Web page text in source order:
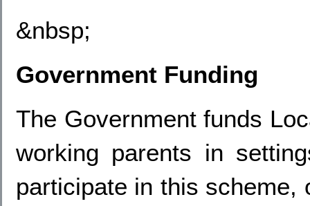
&nbsp;
Government Funding
The Government funds
working parents in
participate in this scheme,